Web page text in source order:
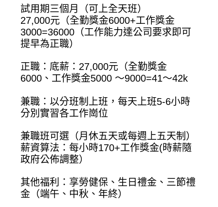
試用期三個月（可上全天班）
27,000元（全勤獎金6000+工作獎金
3000=36000（工作能力達公司要求即可
提早為正職）
正職：底薪：27,000元（全勤獎金
6000、工作獎金5000 ～9000=41～42k
兼職：以分班制上班，每天上班5-6小時
分別實習各工作崗位
兼職班可選（月休五天或每週上五天制）
薪資算法：每小時170+工作獎金(時薪隨
政府公佈調整）
其他福利：享勞健保、生日禮金、三節禮
金（端午、中秋、年終）